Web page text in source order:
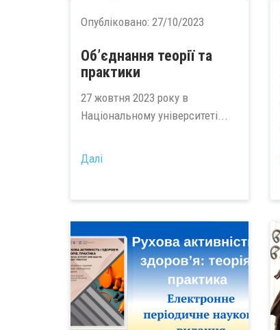
Опубліковано: 27/10/2023
Об’єднання теорії та
практики
27 жовтня 2023 року в
Національному університеті...
Далі